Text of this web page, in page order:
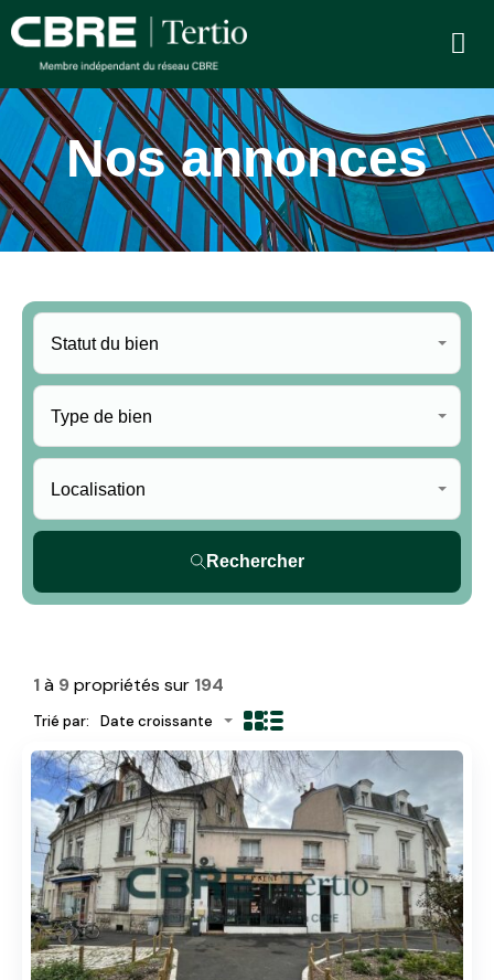
Nos annonces
Statut du bien
Type de bien
Localisation
Rechercher
1à 9propriétés sur 194
Trié par: Date croissante